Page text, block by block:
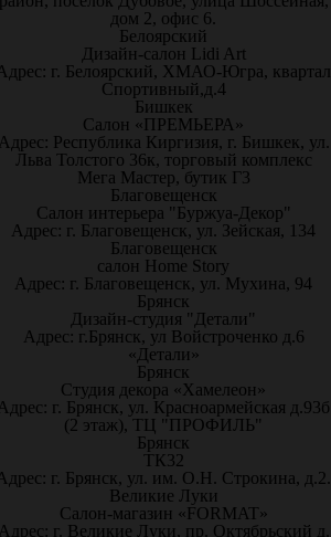
дом 2, офис 6.
Белоярский
Дизайн-салон Lidi Art
г. Белоярский, ХМАО-Югра, квартал
Спортивный,д.4
Бишкек
Салон «ПРЕМЬЕРА»
Республика Киргизия, г. Бишкек, ул.
Льва Толстого 36к, торговый комплекс
Мега Мастер, бутик Г3
Благовещенск
Салон интерьера "Буржуа-Декор"
Адрес: г. Благовещенск, ул. Зейская, 134
Благовещенск
салон Home Story
Адрес: г. Благовещенск, ул. Мухина, 94
Брянск
Дизайн-студия "Детали"
Адрес: г.Брянск, ул Войстроченко д.6
«Детали»
Брянск
Студия декора «Хамелеон»
г. Брянск, ул. Красноармейская д.93б
(2 этаж), ТЦ "ПРОФИЛЬ"
Брянск
ТК32
г. Брянск, ул. им. О.Н. Строкина, д.2.
Великие Луки
Салон-магазин «FORMAT»
г. Великие Луки, пр. Октябрьский д.